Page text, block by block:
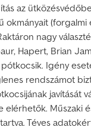
az
okmányait (forgalmi
nagy
Hapert, Brian
Igény
rendszámot
javítását
Műszaki
Téves